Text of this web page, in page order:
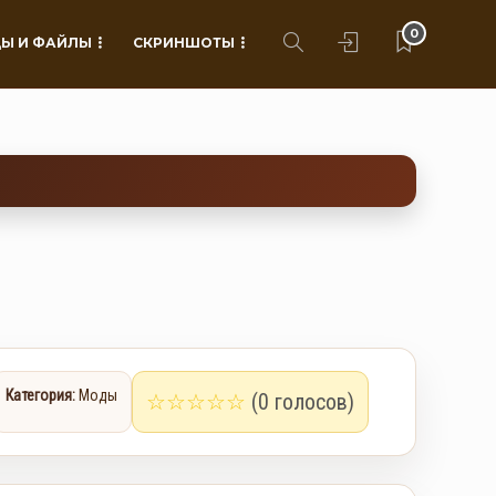
И ФАЙЛЫ СКРИНШОТЫ
0
Категория: Моды ☆☆☆☆☆ (0 голосов)